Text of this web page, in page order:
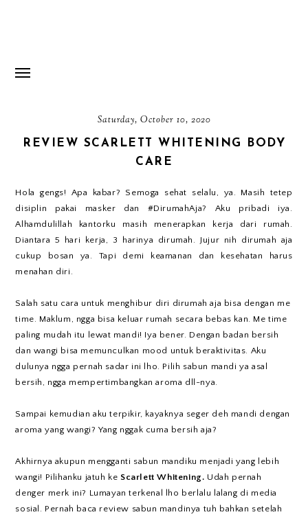
Saturday, October 10, 2020
REVIEW SCARLETT WHITENING BODY
CARE
Hola gengs! Apa kabar? Semoga sehat selalu, ya. Masih tetep
disiplin pakai masker dan #DirumahAja? Aku pribadi iya.
Alhamdulillah kantorku masih menerapkan kerja dari rumah.
Diantara 5 hari kerja, 3 harinya dirumah. Jujur nih dirumah aja
cukup bosan ya. Tapi demi keamanan dan kesehatan harus
menahan diri.
Salah satu cara untuk menghibur diri dirumah aja bisa dengan me
time. Maklum, ngga bisa keluar rumah secara bebas kan. Me time
paling mudah itu lewat mandi! Iya bener. Dengan badan bersih
dan wangi bisa memunculkan mood untuk beraktivitas. Aku
dulunya ngga pernah sadar ini lho. Pilih sabun mandi ya asal
bersih, ngga mempertimbangkan aroma dll-nya.
Sampai kemudian aku terpikir, kayaknya seger deh mandi dengan
aroma yang wangi? Yang nggak cuma bersih aja?
Akhirnya akupun mengganti sabun mandiku menjadi yang lebih
wangi! Pilihanku jatuh ke Scarlett Whitening. Udah pernah
denger merk ini? Lumayan terkenal lho berlalu lalang di media
sosial. Pernah baca review sabun mandinya tuh bahkan setelah